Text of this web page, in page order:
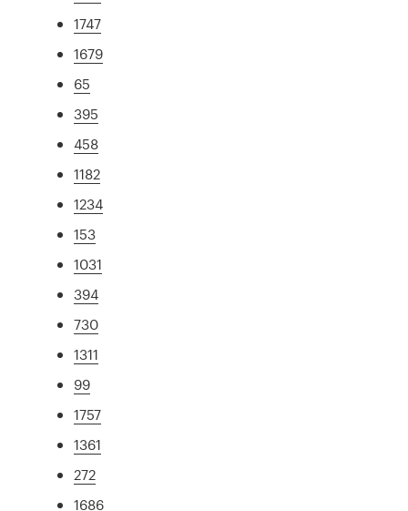
1747
1679
65
395
458
1182
1234
153
1031
394
730
1311
99
1757
1361
272
1686